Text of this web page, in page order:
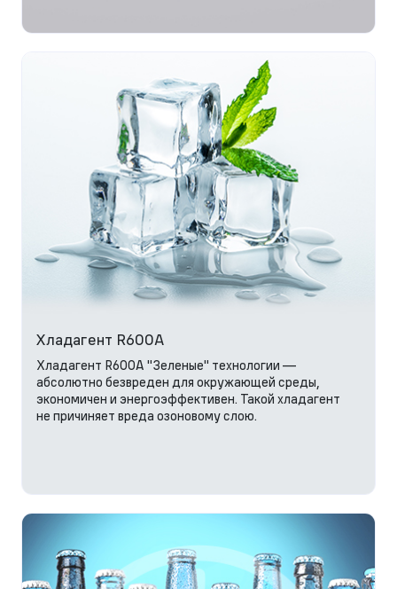
Хладагент R600A
Хладагент R600A "Зеленые" технологии —
абсолютно безвреден для окружающей среды,
экономичен и энергоэффективен. Такой хладагент
не причиняет вреда озоновому слою.